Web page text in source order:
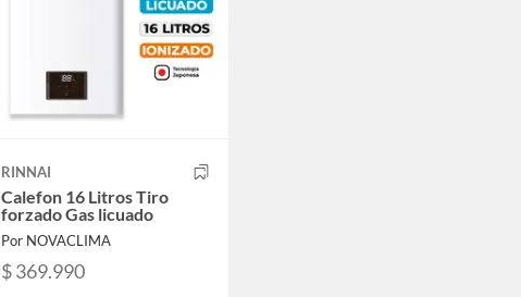
RINNAI
Calefon 16 Litros Tiro
forzado Gas licuado
Por NOVACLIMA
$ 369.990